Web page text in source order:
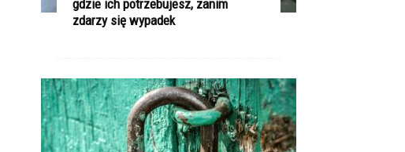
gdzie ich potrzebujesz, zanim
zdarzy się wypadek